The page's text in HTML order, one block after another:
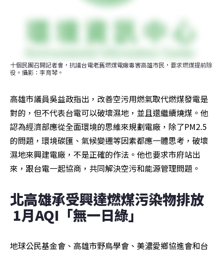
十個民團召開記者會，抗議台電老舊燃煤電廠毒害高雄市民，要求燃煤提前除
役。攝影：李育琴。
高雄市議員吳益政指出，改善空污用燃氣取代燃煤發電是
對的，但不代表台電可以破壞濕地，並且還繼續燒煤。他
認為經濟部應從全面環境的思維來規劃電廠，除了PM2.5
的問題，環境碳匯、氣候變遷等因素都應一體思考，破壞
濕地來興建電廠，不是正確的作法。他也要求市府站出
來，跟台電一起協商，共同解決空污和能源管理問題。
北高雄承受興達燃煤污染物排放
1月AQI「無一日綠」
地球公民基金會、高雄市野鳥學會、美濃愛鄉協進會和台